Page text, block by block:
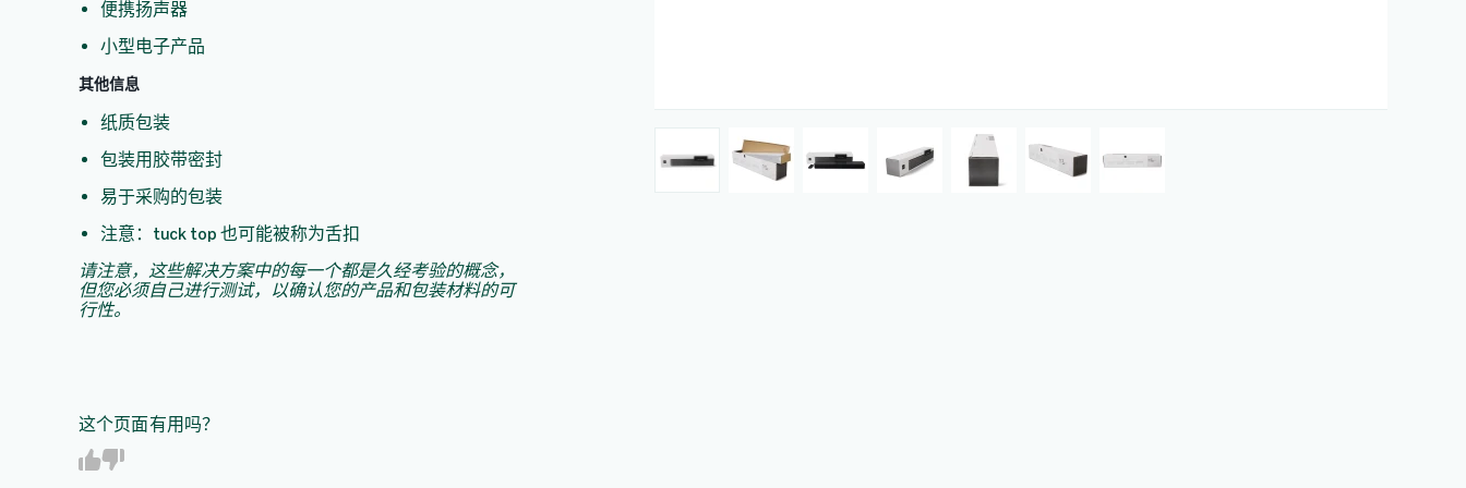
便携扬声器
小型电子产品
其他信息
纸质包装
包装用胶带密封
易于采购的包装
注意：tuck top 也可能被称为舌扣
请注意，这些解决方案中的每一个都是久经考验的概念，
但您必须自己进行测试，以确认您的产品和包装材料的可
行性。
这个页面有用吗？
Y N